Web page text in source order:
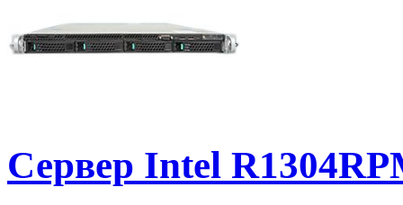
Сервер Intel